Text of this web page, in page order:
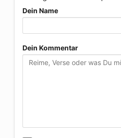
Dein Name
Dein Kommentar